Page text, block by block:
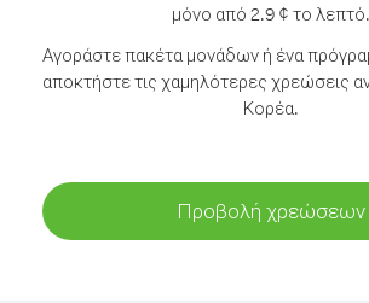
μόνο από 2.9 ¢ το λεπτό.
Αγοράστε πακέτα μονάδων ή ένα
αποκτήστε τις χαμηλότερες χρεώσεις
Κορέα.
Προβολή χρεώσεων